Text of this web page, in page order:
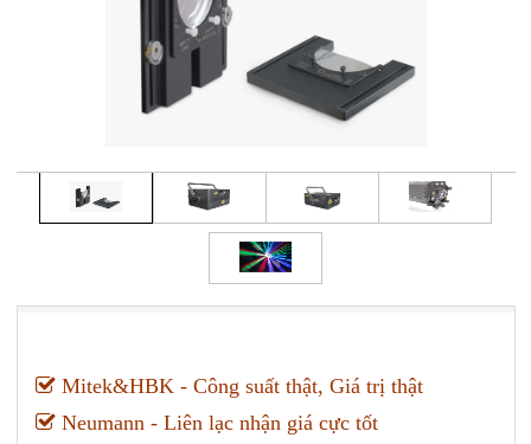
Mitek&HBK - Công suất thật, Giá trị thật
Neumann - Liên lạc nhận giá cực tốt